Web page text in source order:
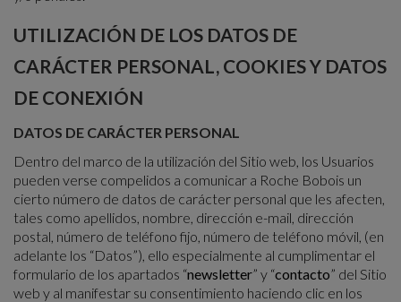
UTILIZACIÓN DE LOS DATOS DE
CARÁCTER PERSONAL, COOKIES Y DATOS
DE CONEXIÓN
DATOS DE CARÁCTER PERSONAL
Dentro del marco de la utilización del Sitio web, los Usuarios
pueden verse compelidos a comunicar a Roche Bobois un
cierto número de datos de carácter personal que les afecten,
tales como apellidos, nombre, dirección e-mail, dirección
postal, número de teléfono fijo, número de teléfono móvil, (en
adelante los “Datos”), ello especialmente al cumplimentar el
formulario de los apartados “newsletter” y “contacto” del Sitio
web y al manifestar su consentimiento haciendo clic en los